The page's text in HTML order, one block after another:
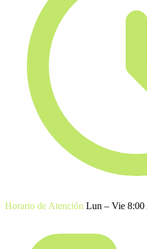
Horario de Atención Lun – Vie